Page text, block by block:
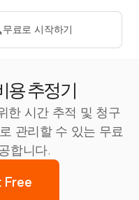
무료로 시작하기
용 추정기
한 시간 추적 및 청구
관리할 수 있는 무료
합니다.
Free